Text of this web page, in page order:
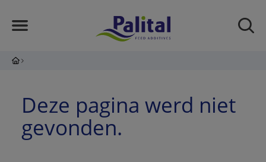
Deze pagina werd niet
gevonden.